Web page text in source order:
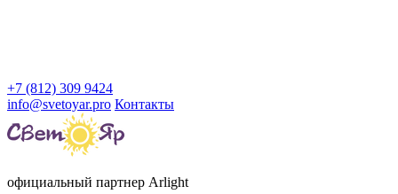
+7 (812) 309 9424
info@svetoyar.pro Контакты
официальный партнер Arlight